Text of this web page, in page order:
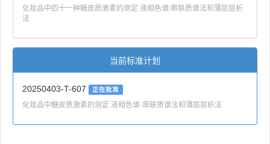
化妆品中四十一种糖皮质激素的测定 液相色谱/串联质谱法和薄层层析
法
当前标准计划
20250403-T-607 正在批准
化妆品中糖皮质激素的测定 液相色谱-串联质谱法和薄层层析法